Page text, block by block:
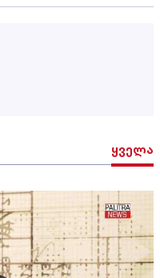
ყველა